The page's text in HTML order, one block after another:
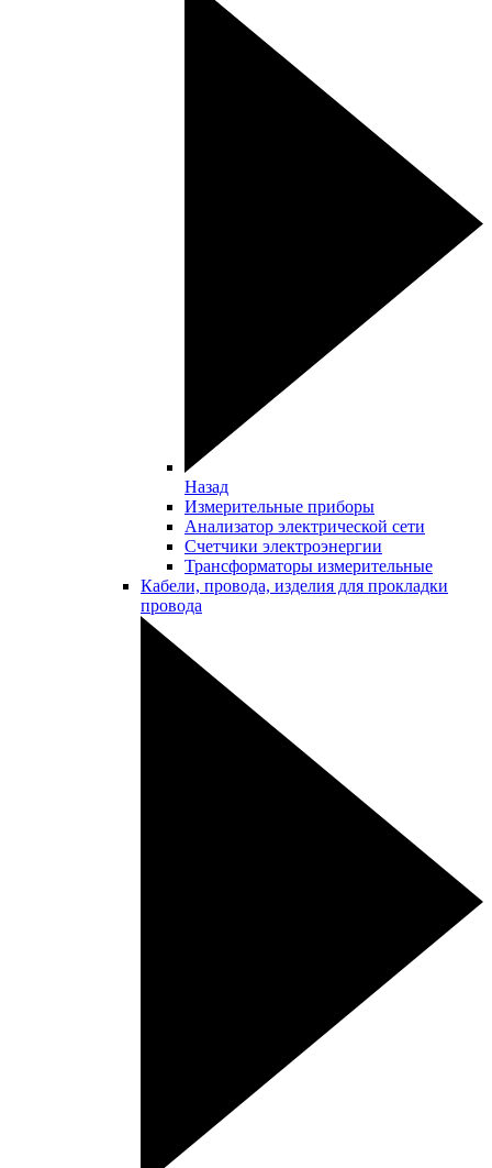
Назад
Измерительные приборы
Анализатор электрической сети
Счетчики электроэнергии
Трансформаторы измерительные
Кабели, провода, изделия для прокладки
провода